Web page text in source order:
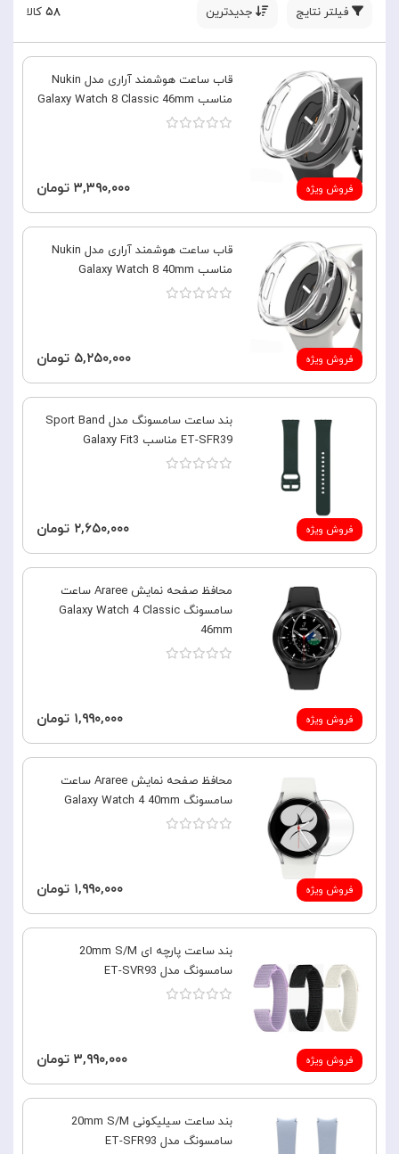
فیلتر نتایج جدیدترین ۵۸ کالا
فروش ویژه
قاب ساعت هوشمند آراری مدل Nukin
مناسب Galaxy Watch 8 Classic 46mm
۳,۳۹۰,۰۰۰ تومان
فروش ویژه
قاب ساعت هوشمند آراری مدل Nukin
مناسب Galaxy Watch 8 40mm
۵,۲۵۰,۰۰۰ تومان
فروش ویژه
بند ساعت سامسونگ مدل Sport Band
ET-SFR39 مناسب Galaxy Fit3
۲,۶۵۰,۰۰۰ تومان
فروش ویژه
محافظ صفحه نمایش Araree ساعت
سامسونگ Galaxy Watch 4 Classic
46mm
۱,۹۹۰,۰۰۰ تومان
فروش ویژه
محافظ صفحه نمایش Araree ساعت
سامسونگ Galaxy Watch 4 40mm
۱,۹۹۰,۰۰۰ تومان
فروش ویژه
بند ساعت پارچه ای 20mm S/M
سامسونگ مدل ET-SVR93
۳,۹۹۰,۰۰۰ تومان
بند ساعت سیلیکونی 20mm S/M
سامسونگ مدل ET-SFR93